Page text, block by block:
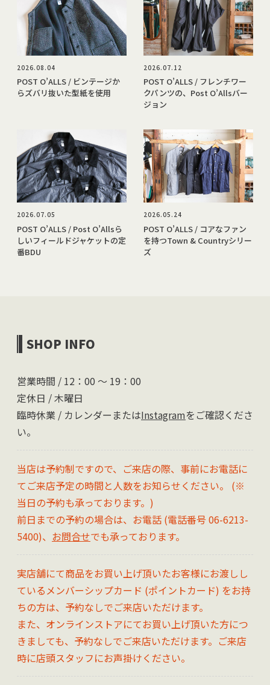
2026.08.04
POST O’ALLS / ビンテージか
らズバリ抜いた型紙を使用
2026.07.12
POST O’ALLS / フレンチワー
クパンツの、Post O’Allsバー
ジョン
2026.07.05
POST O’ALLS / Post O’Allsら
しいフィールドジャケットの定
番BDU
2026.05.24
POST O’ALLS / コアなファン
を持つTown & Countryシリー
ズ
SHOP INFO
営業時間 / 12：00 〜 19：00
定休日 / 木曜日
臨時休業 / カレンダーまたはInstagramをご確認くださ
い。
当店は予約制ですので、ご来店の際、事前にお電話に
てご来店予定の時間と人数をお知らせください。 (※
当日の予約も承っております。)
前日までの予約の場合は、お電話 (電話番号 06-6213-
5400)、 お問合せでも承っております。
実店舗にて商品をお買い上げ頂いたお客様にお渡しし
ているメンバーシップカード (ポイントカード) をお持
ちの方は、予約なしでご来店いただけます。
また、オンラインストアにてお買い上げ頂いた方につ
きましても、予約なしでご来店いただけます。ご来店
時に店頭スタッフにお声掛けください。